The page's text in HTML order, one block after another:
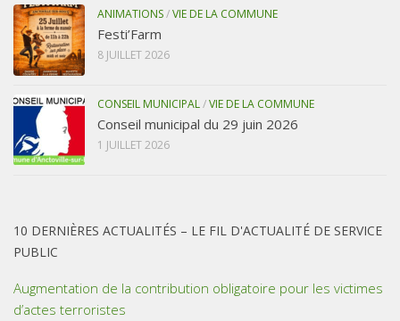
ANIMATIONS/VIE DE LA COMMUNE
Festi’Farm
8 JUILLET 2026
CONSEIL MUNICIPAL/VIE DE LA COMMUNE
Conseil municipal du 29 juin 2026
1 JUILLET 2026
10 DERNIÈRES ACTUALITÉS – LE FIL D'ACTUALITÉ DE SERVICE
PUBLIC
Augmentation de la contribution obligatoire pour les victimes
d’actes terroristes